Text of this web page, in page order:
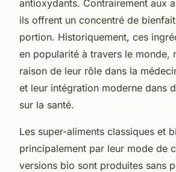
antioxydants. Contrairement aux
ils offrent un concentré de
portion. Historiquement, ces
en popularité à travers le monde,
raison de leur rôle dans la
et leur intégration moderne dans
sur la santé.
Les super-aliments classiques et
principalement par leur mode de
versions bio sont produites sans